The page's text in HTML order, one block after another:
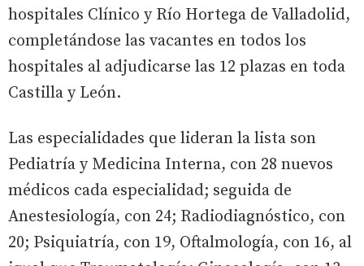
hospitales Clínico y Río Hortega de Valladolid,
completándose las vacantes en todos los
hospitales al adjudicarse las 12 plazas en toda
Castilla y León.
Las especialidades que lideran la lista son
Pediatría y Medicina Interna, con 28 nuevos
médicos cada especialidad; seguida de
Anestesiología, con 24; Radiodiagnóstico, con
20; Psiquiatría, con 19, Oftalmología, con 16, al